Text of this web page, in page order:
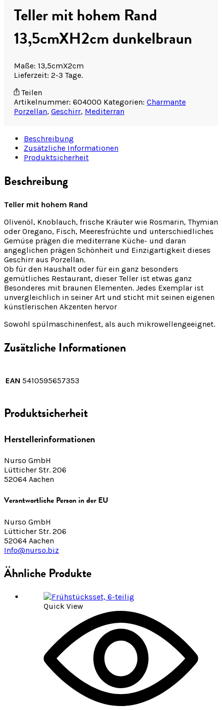
Teller mit hohem Rand
13,5cmXH2cm dunkelbraun
Maße: 13,5cmX2cm
Lieferzeit: 2-3 Tage.
Teilen
Artikelnummer: 604000 Kategorien: Charmante
Porzellan, Geschirr, Mediterran
Beschreibung
Zusätzliche Informationen
Produktsicherheit
Beschreibung
Teller mit hohem Rand
Olivenöl, Knoblauch, frische Kräuter wie Rosmarin, Thymian
oder Oregano, Fisch, Meeresfrüchte und unterschiedliches
Gemüse prägen die mediterrane Küche- und daran
angeglichen prägen Schönheit und Einzigartigkeit dieses
Geschirr aus Porzellan.
Ob für den Haushalt oder für ein ganz besonders
gemütliches Restaurant, dieser Teller ist etwas ganz
Besonderes mit braunen Elementen. Jedes Exemplar ist
unvergleichlich in seiner Art und sticht mit seinen eigenen
künstlerischen Akzenten hervor
Sowohl spülmaschinenfest, als auch mikrowellengeeignet.
Zusätzliche Informationen
EAN 5410595657353
Produktsicherheit
Herstellerinformationen
Nurso GmbH
Lütticher Str. 206
52064 Aachen
Verantwortliche Person in der EU
Nurso GmbH
Lütticher Str. 206
52064 Aachen
Info@nurso.biz
Ähnliche Produkte
Quick View